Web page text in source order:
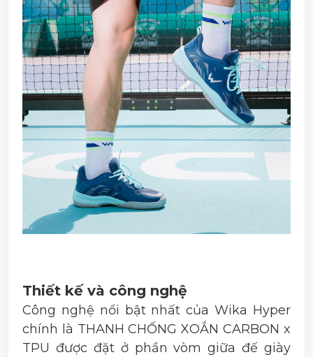
Thiết kế và công nghệ
Công nghệ nổi bật nhất của Wika Hyper
chính là THANH CHỐNG XOẮN CARBON x
TPU được đặt ở phần vòm giữa đế giày